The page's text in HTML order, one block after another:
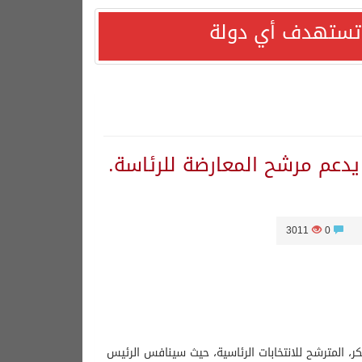
تستهدف أي دولة
يدعم مرشح المعارضة للرئاسة.
3011
المترشح للانتخابات الرئاسية، حيث سينافس الرئيس